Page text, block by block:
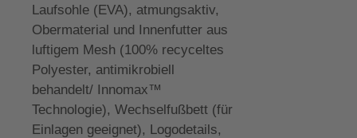
Laufsohle (EVA), atmungsaktiv,
Obermaterial und Innenfutter aus
luftigem Mesh (100% recyceltes
Polyester, antimikrobiell
behandelt/ Innomax™
Technologie), Wechselfußbett (für
Einlagen geeignet), Logodetails,